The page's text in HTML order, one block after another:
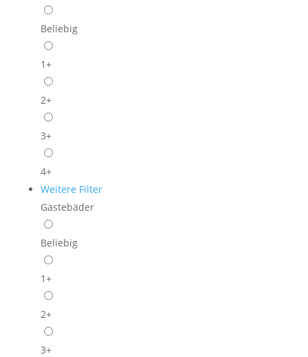
Beliebig
1+
2+
3+
4+
Weitere Filter
Gästebäder
Beliebig
1+
2+
3+